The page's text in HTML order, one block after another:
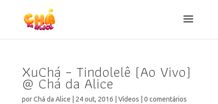
XuChá – Tindolelê (Ao Vivo)
@ Chá da Alice
porChá da Alice 24 out, 2016 Vídeos 0 comentários